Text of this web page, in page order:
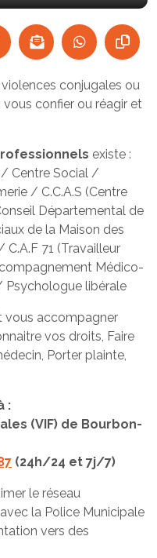
conjugales ou
confier ou réagir et
existe :
Centre Social /
/ C.C.A.S (Centre
Départemental de
de la Maison des
71 (Travailleur
Médico-
libérale
vous accompagner
vos droits, Faire
Porter plainte,
:
(VIF) de Bourbon-
(24h/24 et 7j/7)
le réseau
la Police Municipale
vers des